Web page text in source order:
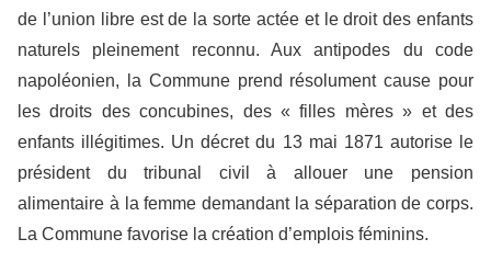
de l’union libre est de la sorte actée et le droit des enfants
naturels pleinement reconnu. Aux antipodes du code
napoléonien, la Commune prend résolument cause pour
les droits des concubines, des « filles mères » et des
enfants illégitimes. Un décret du 13 mai 1871 autorise le
président du tribunal civil à allouer une pension
alimentaire à la femme demandant la séparation de corps.
La Commune favorise la création d’emplois féminins.